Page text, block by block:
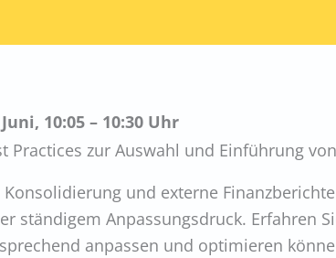
10:05 – 10:30 Uhr
Practices zur Auswahl und Einführung
Konsolidierung und externe
ständigem Anpassungsdruck. Erfahren
anpassen und optimieren